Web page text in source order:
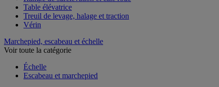
Table élévatrice
Treuil de levage, halage et traction
Vérin
Marchepied, escabeau et échelle
Voir toute la catégorie
Échelle
Escabeau et marchepied